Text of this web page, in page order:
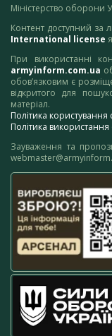
Міністерство оборони
Контент доступний за
International license
При використанні
armyinform.com.ua
обов’язковим є
відкритого для
матеріал.
Політика
Політика
Зауваження та